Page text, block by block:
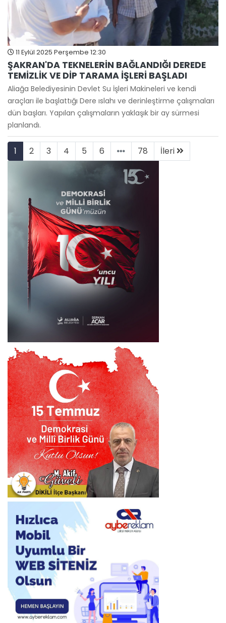
11 Eylül 2025 Perşembe 12:30
ŞAKRAN'DA TEKNELERİN BAĞLANDIĞI DEREDE
TEMİZLİK VE DİP TARAMA İŞLERİ BAŞLADI
Aliağa Belediyesinin Devlet Su İşleri Makineleri ve kendi
araçları ile başlattığı Dere ıslahı ve derinleştirme çalışmaları
dün başları. Yapılan çalışmaların yaklaşık bir ay sürmesi
planlandı.
1 2 3 4 5 6 78 İleri